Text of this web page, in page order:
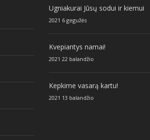
Ugniakurai Jūsų sodui ir kiemui
2021 6 gegužės
Kvepiantys namai!
2021 22 balandžio
Kepkime vasarą kartu!
2021 13 balandžio